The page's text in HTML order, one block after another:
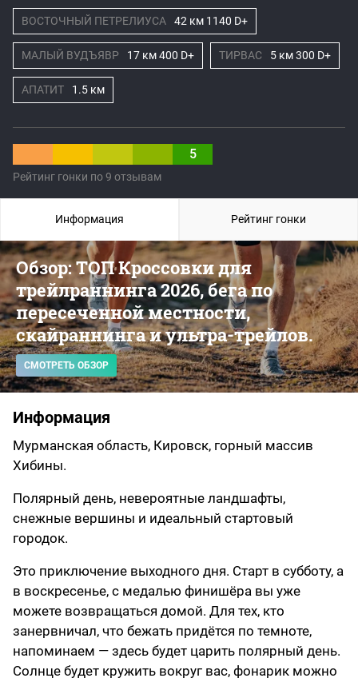
5
Рейтинг гонки по 9 отзывам
ВОСТОЧНЫЙ ПЕТРЕЛИУСА 42 км 1140 D+
МАЛЫЙ ВУДЪЯВР 17 км 400 D+ ТИРВАС 5 км 300 D+
АПАТИТ 1.5 км
Обзор: ТОП Кроссовки для
трейлраннинга 2026, бега по
пересеченной местности,
скайраннинга и ультра-трейлов.
СМОТРЕТЬ ОБЗОР
Информация
Мурманская область, Кировск, горный массив
Хибины.
Полярный день, невероятные ландшафты,
снежные вершины и идеальный стартовый
городок.
Это приключение выходного дня. Старт в субботу, а
в воскресенье, с медалью финишёра вы уже
можете возвращаться домой. Для тех, кто
занервничал, что бежать придётся по темноте,
напоминаем — здесь будет царить полярный день.
Солнце будет кружить вокруг вас, фонарик можно
Информация Рейтинг гонки